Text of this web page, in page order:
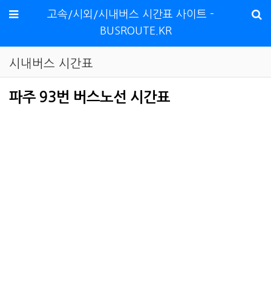
메뉴
고속/시외/시내버스 시간표 사이트 -
BUSROUTE.KR
시내버스 시간표
파주 93번 버스노선 시간표